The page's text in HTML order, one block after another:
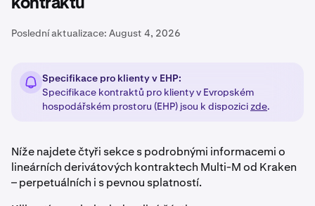
kontraktů
Poslední aktualizace: August 4, 2026
Specifikace pro klienty v EHP:
Specifikace kontraktů pro klienty v Evropském
hospodářském prostoru (EHP) jsou k dispozici zde.
Níže najdete čtyři sekce s podrobnými informacemi o
lineárních derivátových kontraktech Multi-M od Kraken
– perpetuálních i s pevnou splatností.